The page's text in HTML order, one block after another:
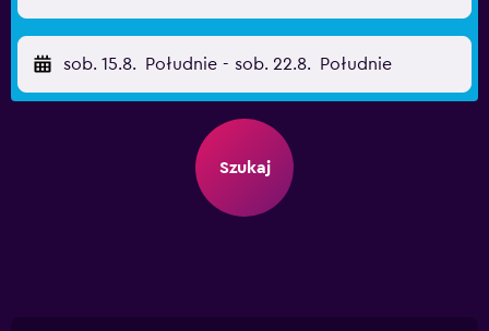
sob. 15.8. Południe - sob. 22.8. Południe
Szukaj